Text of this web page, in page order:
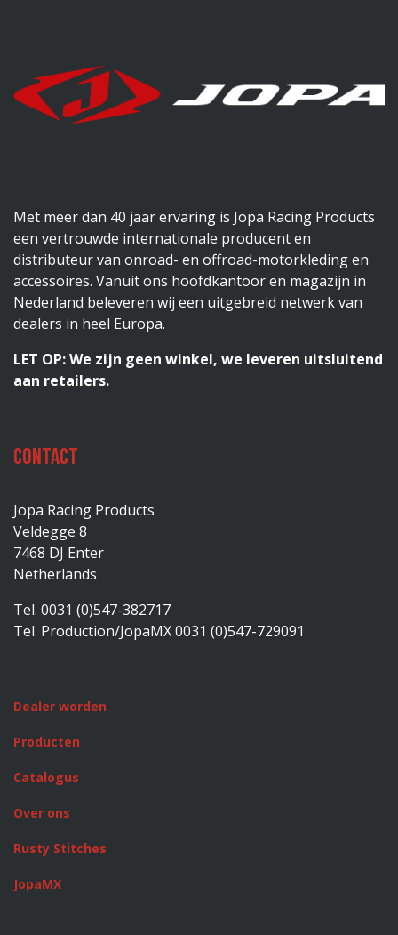
Met meer dan 40 jaar ervaring is Jopa Racing Products
een vertrouwde internationale producent en
distributeur van onroad- en offroad-motorkleding en
accessoires. Vanuit ons hoofdkantoor en magazijn in
Nederland beleveren wij een uitgebreid netwerk van
dealers in heel Europa.
LET OP: We zijn geen winkel, we leveren uitsluitend
aan retailers.
Contact
Jopa Racing Products
Veldegge 8
7468 DJ Enter
Netherlands
Tel. 0031 (0)547-382717
Tel. Production/JopaMX 0031 (0)547-729091
Dealer worden
Producten
Catalogus
Over ons
Rusty Stitches
JopaMX